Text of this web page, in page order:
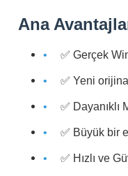
Ana
✅ Gerçek
✅ Yeni
✅ Dayanıklı
✅ Büyük bir
✅ Hızlı ve